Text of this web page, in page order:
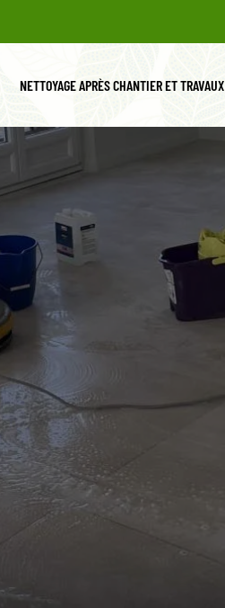
NETTOYAGE APRÈS CHANTIER ET TRAVAUX